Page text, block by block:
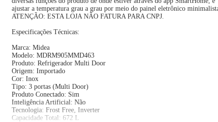
ajustar a temperatura grau a grau por meio do painel eletrônico
ATENÇÃO: ESTA LOJA NÃO FATURA PARA CNPJ.
Especificações Técnicas:
Marca: Midea
Modelo: MDRM905MMD463
Produto: Refrigerador Multi Door
Origem: Importado
Cor: Inox
Tipo: 3 portas (Multi Door)
Produto Conectado: Sim
Inteligência Artificial: Não
Tecnologia: Frost Free, Inverter
Capacidade Total: 672 L